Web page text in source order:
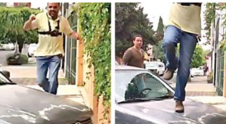
i
o
n
e
s
d
e
o
m
a
r
d
a
r